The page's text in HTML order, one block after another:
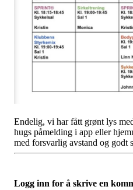
Endelig, vi har fått grønt lys
hugs påmelding i app eller
med forsvarlig avstand og godt
Logg inn for å skrive en